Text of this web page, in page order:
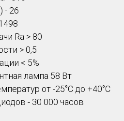
- 26
Ra > 80
> 0,5
< 5%
лампа 58 Вт
от -25°С до +40°С
- 30 000 часов